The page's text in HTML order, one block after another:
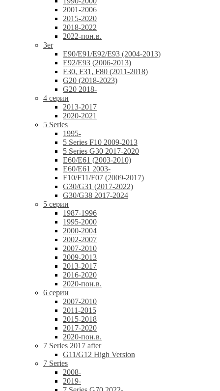
2001-2006
2015-2020
2018-2022
2022-пон.в.
3er
E90/E91/E92/E93 (2004-2013)
E92/E93 (2006-2013)
F30, F31, F80 (2011-2018)
G20 (2018-2023)
G20 2018-
4 серии
2013-2017
2020-2021
5 Series
1995-
5 Series F10 2009-2013
5 Series G30 2017-2020
E60/E61 (2003-2010)
E60/E61 2003-
F10/F11/F07 (2009-2017)
G30/G31 (2017-2022)
G30/G38 2017-2024
5 серии
1987-1996
1995-2000
2000-2004
2002-2007
2007-2010
2009-2013
2013-2017
2016-2020
2020-пон.в.
6 серии
2007-2010
2011-2015
2015-2018
2017-2020
2020-пон.в.
7 Series 2017 after
G11/G12 High Version
7 Series
2008-
2019-